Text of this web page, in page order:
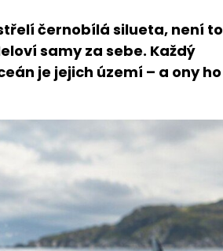
černobílá silueta, není to
samy za sebe. Každý
je jejich území – a ony ho